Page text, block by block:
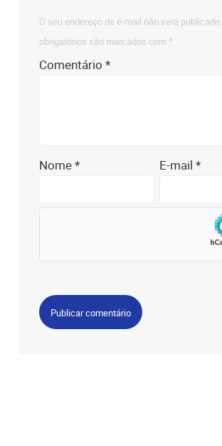
O seu endereço de e-mail não será publicado.
obrigatórios são marcados com *
Comentário*
Nome* E-mail *